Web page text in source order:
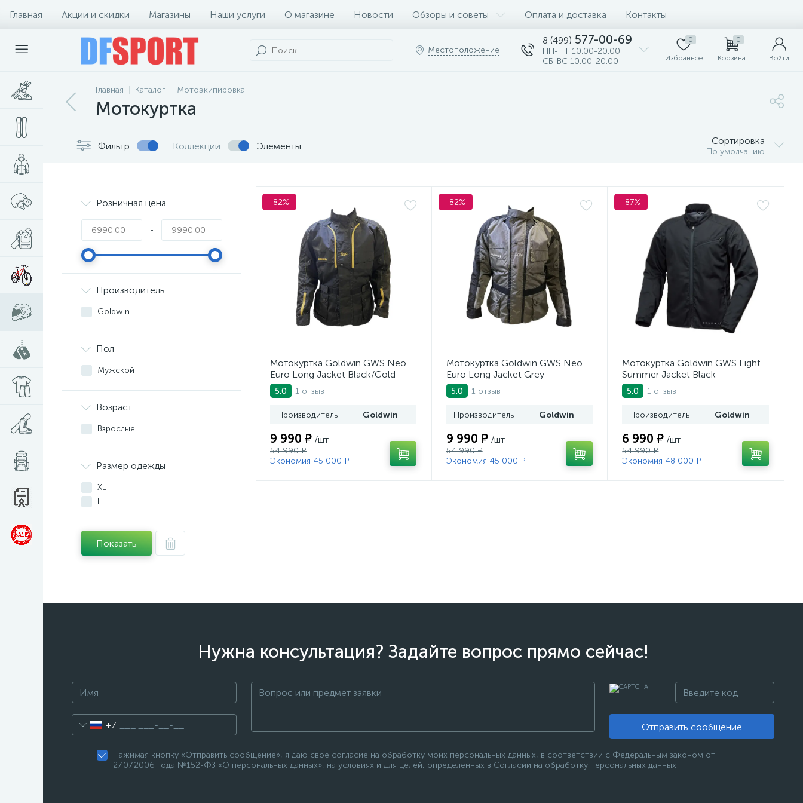
Главная Акции и скидки Магазины Наши услуги О магазине Новости Обзоры и советы Оплата и доставка Контакты
Местоположение
8 (499) 577-00-69
ПН-ПТ 10:00-20:00
СБ-ВС 10:00-20:00
0
Избранное
0
Корзина Войти
Главная Каталог Мотоэкипировка
Мотокуртка
Фильтр Коллекции Элементы Сортировка
По умолчанию
Розничная цена
-
Производитель
Goldwin
Пол
Мужской
Возраст
Взрослые
Размер одежды
XL
L
Показать
-82%
Мотокуртка Goldwin GWS Neo
Euro Long Jacket Black/Gold
5.0 1 отзыв
Производитель Goldwin
9 990 ₽ /шт
54 990 ₽
Экономия 45 000 ₽
-82%
Мотокуртка Goldwin GWS Neo
Euro Long Jacket Grey
5.0 1 отзыв
Производитель Goldwin
9 990 ₽ /шт
54 990 ₽
Экономия 45 000 ₽
-87%
Мотокуртка Goldwin GWS Light
Summer Jacket Black
5.0 1 отзыв
Производитель Goldwin
6 990 ₽ /шт
54 990 ₽
Экономия 48 000 ₽
Нужна консультация? Задайте вопрос прямо сейчас!
+7 Отправить сообщение
Нажимая кнопку «Отправить сообщение», я даю свое согласие на обработку моих персональных данных, в соответствии с Федеральным законом от
27.07.2006 года №152-ФЗ «О персональных данных», на условиях и для целей, определенных в Согласии на обработку персональных данных